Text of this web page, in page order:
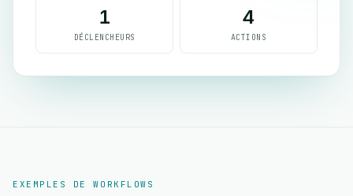
1
DÉCLENCHEURS
4
ACTIONS
EXEMPLES DE WORKFLOWS